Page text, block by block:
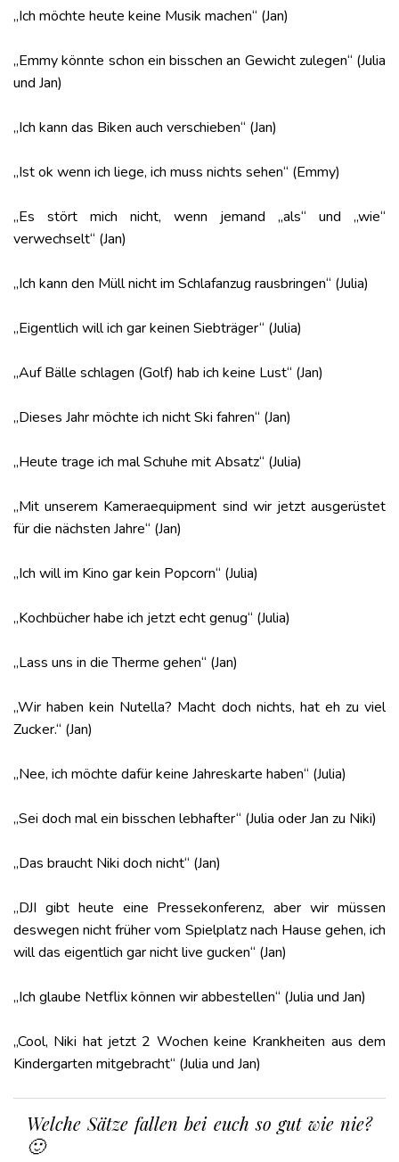
„Ich möchte heute keine Musik machen“ (Jan)
„Emmy könnte schon ein bisschen an Gewicht zulegen“ (Julia
und Jan)
„Ich kann das Biken auch verschieben“ (Jan)
„Ist ok wenn ich liege, ich muss nichts sehen“ (Emmy)
„Es stört mich nicht, wenn jemand „als“ und „wie“
verwechselt“ (Jan)
„Ich kann den Müll nicht im Schlafanzug rausbringen“ (Julia)
„Eigentlich will ich gar keinen Siebträger“ (Julia)
„Auf Bälle schlagen (Golf) hab ich keine Lust“ (Jan)
„Dieses Jahr möchte ich nicht Ski fahren“ (Jan)
„Heute trage ich mal Schuhe mit Absatz“ (Julia)
„Mit unserem Kameraequipment sind wir jetzt ausgerüstet
für die nächsten Jahre“ (Jan)
„Ich will im Kino gar kein Popcorn“ (Julia)
„Kochbücher habe ich jetzt echt genug“ (Julia)
„Lass uns in die Therme gehen“ (Jan)
„Wir haben kein Nutella? Macht doch nichts, hat eh zu viel
Zucker.“ (Jan)
„Nee, ich möchte dafür keine Jahreskarte haben“ (Julia)
„Sei doch mal ein bisschen lebhafter“ (Julia oder Jan zu Niki)
„Das braucht Niki doch nicht“ (Jan)
„DJI gibt heute eine Pressekonferenz, aber wir müssen
deswegen nicht früher vom Spielplatz nach Hause gehen, ich
will das eigentlich gar nicht live gucken“ (Jan)
„Ich glaube Netflix können wir abbestellen“ (Julia und Jan)
„Cool, Niki hat jetzt 2 Wochen keine Krankheiten aus dem
Kindergarten mitgebracht“ (Julia und Jan)
Welche Sätze fallen bei euch so gut wie nie?
🙂